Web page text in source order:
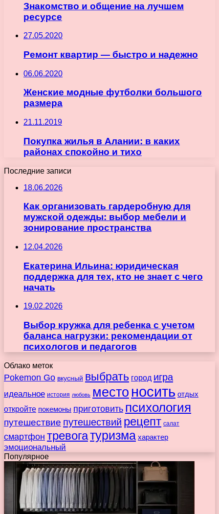
Знакомство и общение на лучшем
ресурсе
27.05.2020
Ремонт квартир — быстро и надежно
06.06.2020
Женские модные футболки большого
размера
21.11.2019
Покупка жилья в Алании: в каких
районах спокойно и тихо
Последние записи
18.06.2026
Как организовать гардеробную для
мужской одежды: выбор мебели и
зонирование пространства
12.04.2026
Екатерина Ильина: юридическая
поддержка для тех, кто не знает с чего
начать
19.02.2026
Выбор кружка для ребенка с учетом
баланса нагрузки: рекомендации от
психологов и педагогов
Облако меток
Pokemon Go вкусный выбрать город игра
идеальное история любовь место носить отдых
откройте покемоны приготовить психология
путешествие путешествий рецепт салат
смартфон тревогатуризма характер
эмоциональный
Популярное